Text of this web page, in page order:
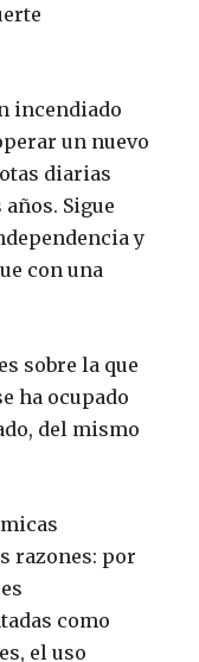
incendiado
un nuevo
diarias
Sigue
y
con una
sobre la que
ha ocupado
del mismo
razones: por
como
el uso